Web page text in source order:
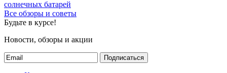
солнечных батарей
Все обзоры и советы
Будьте в курсе!
Новости, обзоры и акции
Подписаться